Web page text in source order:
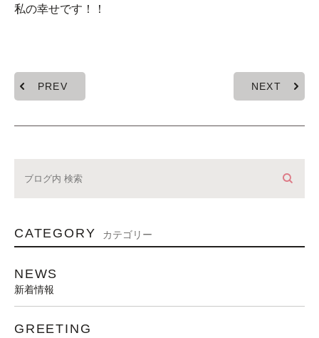
私の幸せです！！
PREV NEXT
CATEGORY カテゴリー
NEWS
新着情報
GREETING